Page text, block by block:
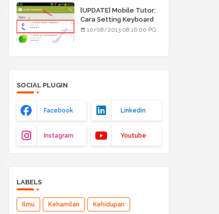
[UPDATE] Mobile Tutor:
Cara Setting Keyboard
Arab/Jawi
10/08/2013 08:16:00 PG
SOCIAL PLUGIN
Facebook Linkedin
Instagram Youtube
LABELS
Ilmu Kehamilan Kehidupan